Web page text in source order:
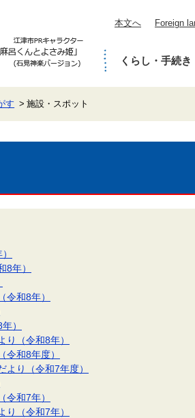
本文へ Foreign
くらし・手続き
す 施設・スポット
8年）
令和8年）
）
り（令和8年）
令和8年度）
より（令和7年度）
令和7年）
り（令和7年）